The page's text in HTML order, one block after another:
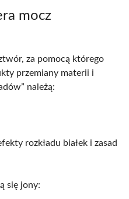
mocz
za pomocą którego
przemiany materii i
należą:
rozkładu białek i zasad
się jony: